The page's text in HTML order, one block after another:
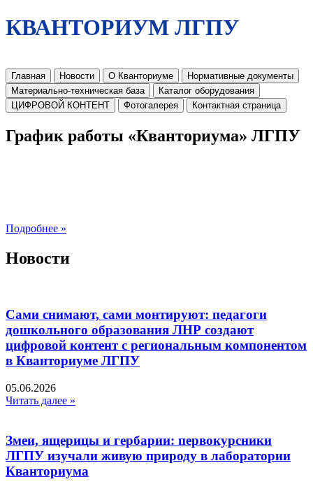
КВАНТОРИУМ ЛГПУ
Главная Новости О Кванториуме
Нормативные документы
Материально-техническая база
Каталог оборудования
ЦИФРОВОЙ КОНТЕНТ
Фотогалерея Контактная страница
График работы «Кванториума» ЛГПУ
Подробнее »
Новости
Сами снимают, сами монтируют: педагоги
дошкольного образования ЛНР создают
цифровой контент с региональным компонентом
в Кванториуме ЛГПУ​
05.06.2026
Читать далее »
Змеи, ящерицы и гербарии: первокурсники
ЛГПУ изучали живую природу в лаборатории
Кванториума